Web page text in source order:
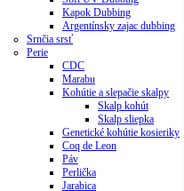
Kapok Dubbing
Argentínsky zajac dubbing
Srnčia srsť
Perie
CDC
Marabu
Kohútie a slepačie skalpy
Skalp kohút
Skalp sliepka
Genetické kohútie kosieriky
Coq de Leon
Páv
Perlička
Jarabica